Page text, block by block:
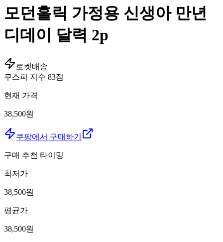
모던홀릭 가정용 신생아 만년
디데이 달력 2p
로켓배송
쿠스피 지수 83점
현재 가격
38,500원
쿠팡에서 구매하기
구매 추천 타이밍
최저가
38,500원
평균가
38,500원